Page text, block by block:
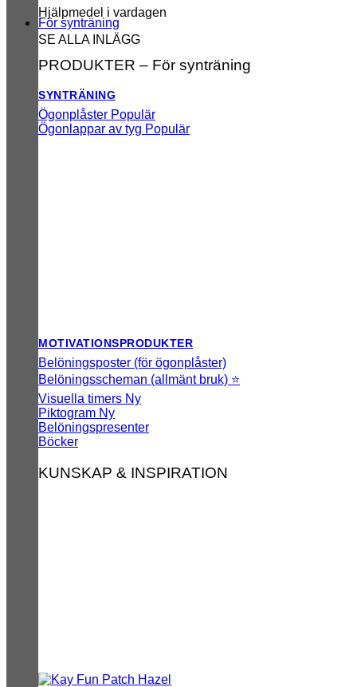
Hjälpmedel i vardagen
SE ALLA INLÄGG
För synträning
PRODUKTER – För synträning
SYNTRÄNING
Ögonplåster
Ögonlappar av tyg
MOTIVATIONSPRODUKTER
Belöningsposter (för ögonplåster)
Belöningsscheman (allmänt bruk) ⭐
Visuella timers
Piktogram
Belöningspresenter
Böcker
KUNSKAP & INSPIRATION